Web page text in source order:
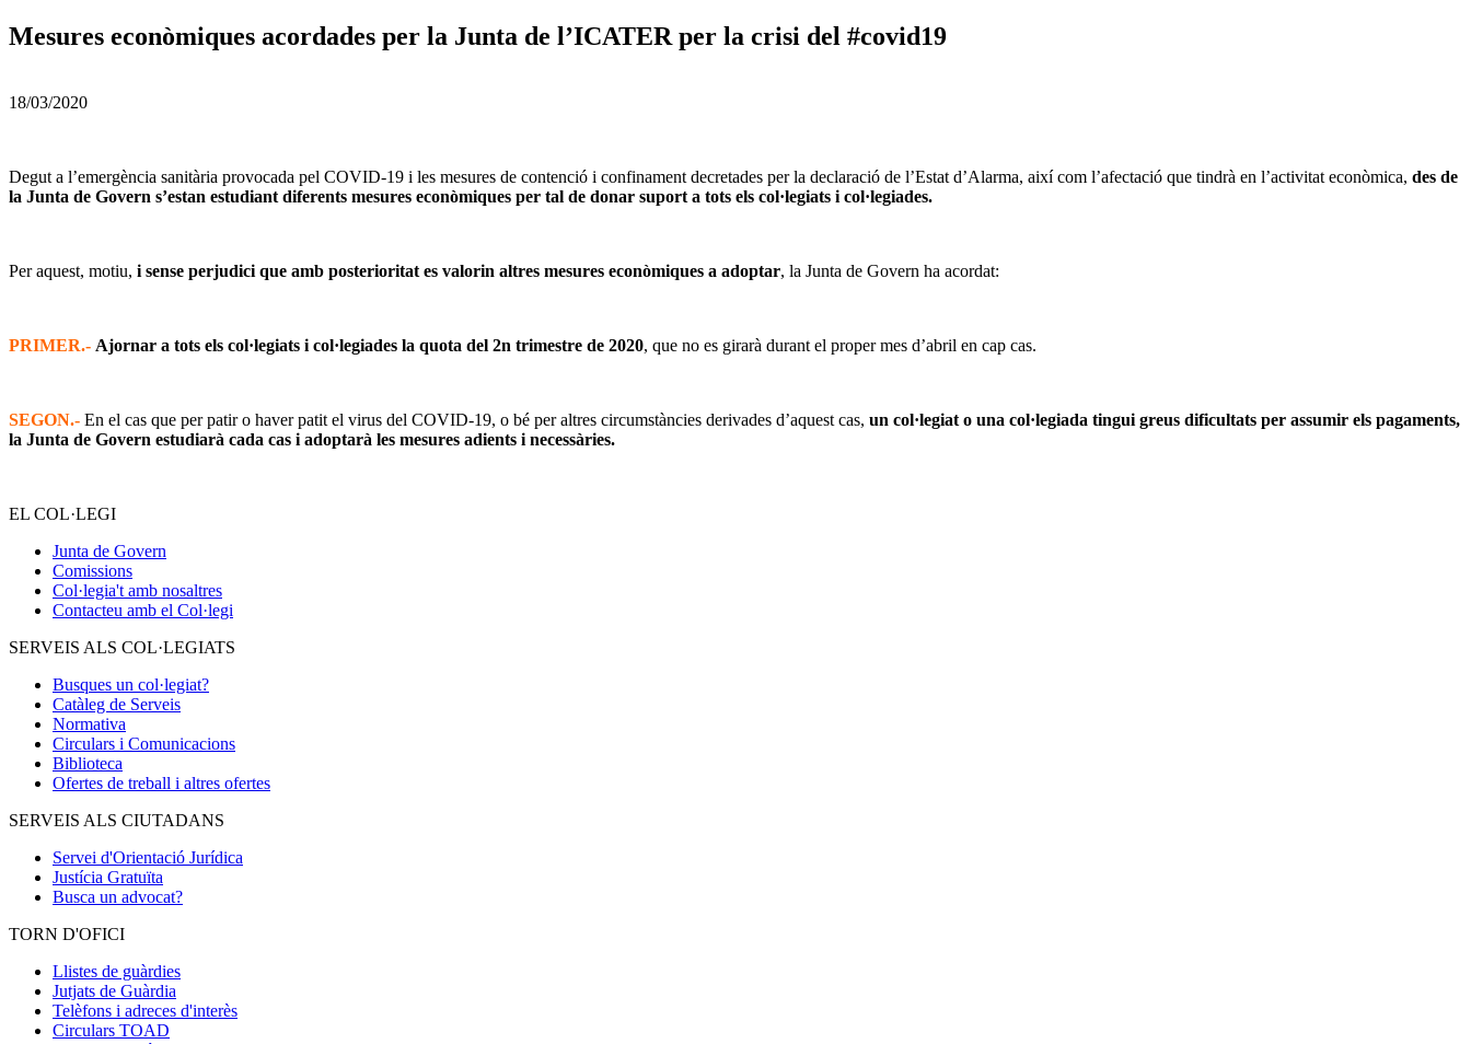
Mesures econòmiques acordades per la Junta de l’ICATER per la crisi del #covid19
18/03/2020
Degut a l’emergència sanitària provocada pel COVID-19 i les mesures de contenció i confinament decretades per la declaració de l’Estat d’Alarma, així com l’afectació que tindrà en l’activitat econòmica, des de
la Junta de Govern s’estan estudiant diferents mesures econòmiques per tal de donar suport a tots els col·legiats i col·legiades.
Per aquest, motiu, i sense perjudici que amb posterioritat es valorin altres mesures econòmiques a adoptar, la Junta de Govern ha acordat:
PRIMER.- Ajornar a tots els col·legiats i col·legiades la quota del 2n trimestre de 2020, que no es girarà durant el proper mes d’abril en cap cas.
SEGON.- En el cas que per patir o haver patit el virus del COVID-19, o bé per altres circumstàncies derivades d’aquest cas, un col·legiat o una col·legiada tingui greus dificultats per assumir els pagaments,
la Junta de Govern estudiarà cada cas i adoptarà les mesures adients i necessàries.
EL COL·LEGI
Junta de Govern
Comissions
Col·legia't amb nosaltres
Contacteu amb el Col·legi
SERVEIS ALS COL·LEGIATS
Busques un col·legiat?
Catàleg de Serveis
Normativa
Circulars i Comunicacions
Biblioteca
Ofertes de treball i altres ofertes
SERVEIS ALS CIUTADANS
Servei d'Orientació Jurídica
Justícia Gratuïta
Busca un advocat?
TORN D'OFICI
Llistes de guàrdies
Jutjats de Guàrdia
Telèfons i adreces d'interès
Circulars TOAD